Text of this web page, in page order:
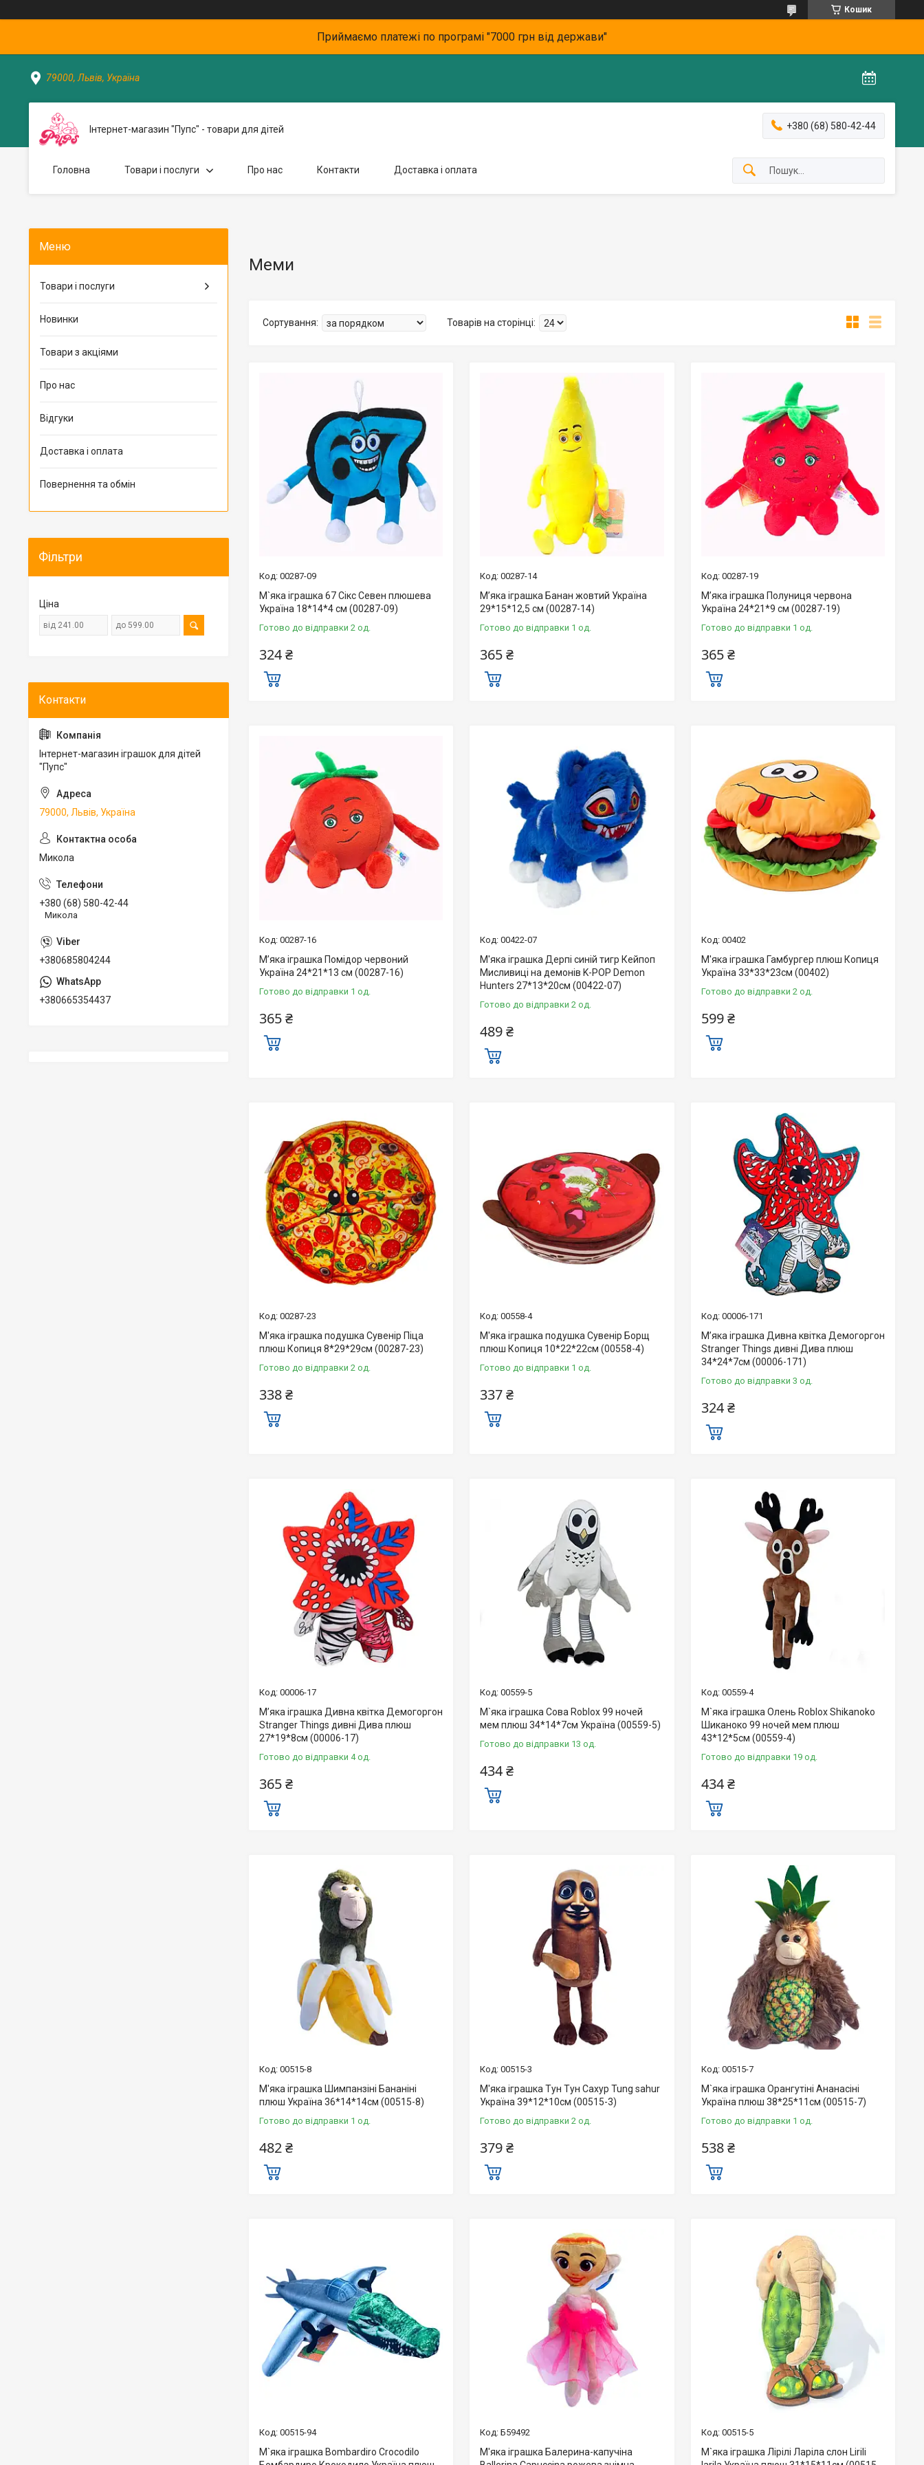
Кошик
Приймаємо платежі по програмі "7000 грн від держави"
79000, Львів, Україна
Інтернет-магазин "Пупс" - товари для дітей +380 (68) 580-42-44
Головна Товари і послуги Про нас Контакти Доставка і оплата
Меми
00287-09
М`яка іграшка 67 Сікс Севен плюшева
Україна 18*14*4 см (00287-09)
Готово до відправки 2 од.
324 ₴
00287-14
М’яка іграшка Банан жовтий Україна
29*15*12,5 см (00287-14)
Готово до відправки 1 од.
365 ₴
00287-19
М’яка іграшка Полуниця червона
Україна 24*21*9 см (00287-19)
Готово до відправки 1 од.
365 ₴
00287-16
М’яка іграшка Помідор червоний
Україна 24*21*13 см (00287-16)
Готово до відправки 1 од.
365 ₴
00422-07
М'яка іграшка Дерпі синій тигр Кейпоп
Мисливиці на демонів K-POP Demon
Hunters 27*13*20см (00422-07)
Готово до відправки 2 од.
489 ₴
00402
М'яка іграшка Гамбургер плюш Копиця
Україна 33*33*23см (00402)
Готово до відправки 2 од.
599 ₴
00287-23
М'яка іграшка подушка Сувенір Піца
плюш Копиця 8*29*29см (00287-23)
Готово до відправки 2 од.
338 ₴
00558-4
М'яка іграшка подушка Сувенір Борщ
плюш Копиця 10*22*22см (00558-4)
Готово до відправки 1 од.
337 ₴
00006-171
М’яка іграшка Дивна квітка Демогоргон
Stranger Things дивні Дива плюш
34*24*7см (00006-171)
Готово до відправки 3 од.
324 ₴
00006-17
М’яка іграшка Дивна квітка Демогоргон
Stranger Things дивні Дива плюш
27*19*8см (00006-17)
Готово до відправки 4 од.
365 ₴
00559-5
М`яка іграшка Сова Roblox 99 ночей
мем плюш 34*14*7см Україна (00559-5)
Готово до відправки 13 од.
434 ₴
00559-4
М`яка іграшка Олень Roblox Shikanoko
Шиканоко 99 ночей мем плюш
43*12*5см (00559-4)
Готово до відправки 19 од.
434 ₴
00515-8
М'яка іграшка Шимпанзіні Бананіні
плюш Україна 36*14*14см (00515-8)
Готово до відправки 1 од.
482 ₴
00515-3
М'яка іграшка Тун Тун Сахур Tung sahur
Україна 39*12*10см (00515-3)
Готово до відправки 2 од.
379 ₴
00515-7
М`яка іграшка Орангутіні Ананасіні
Україна плюш 38*25*11см (00515-7)
Готово до відправки 1 од.
538 ₴
00515-94
М`яка іграшка Bombardiro Crocodilo
Б59492
М'яка іграшка Балерина-капучіна
00515-5
М`яка іграшка Лірілі Ларіла слон Lirili
Товари і послуги
Новинки
Товари з акціями
Про нас
Відгуки
Доставка і оплата
Повернення та обмін
Фільтри
Ціна
Інтернет-магазин іграшок для дітей
"Пупс"
79000, Львів, Україна
Микола
+380 (68) 580-42-44
Микола
+380685804244
+380665354437